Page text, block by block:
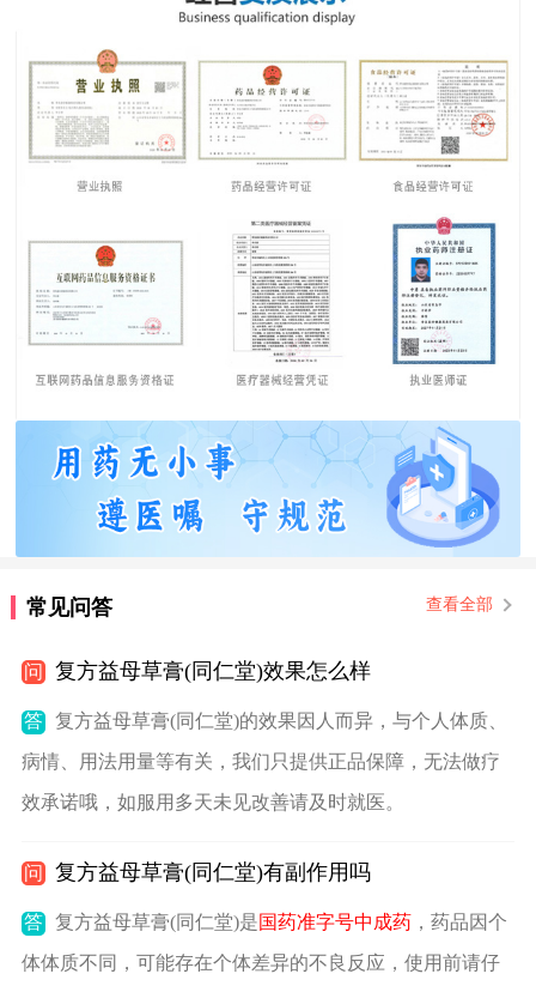
常见问答 查看全部
问 复方益母草膏(同仁堂)效果怎么样
答 复方益母草膏(同仁堂)的效果因人而异，与个人体质、
病情、用法用量等有关，我们只提供正品保障，无法做疗
效承诺哦，如服用多天未见改善请及时就医。
问 复方益母草膏(同仁堂)有副作用吗
答 复方益母草膏(同仁堂)是国药准字号中成药，药品因个
体体质不同，可能存在个体差异的不良反应，使用前请仔